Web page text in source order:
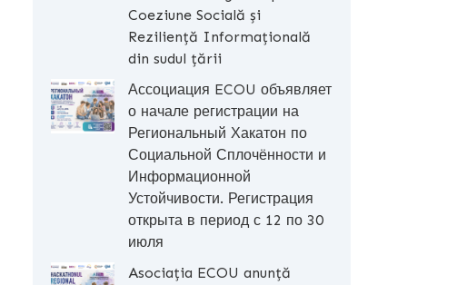
Coeziune Socială și
Reziliență Informațională
din sudul țării
Ассоциация ECOU объявляет
о начале регистрации на
Региональный Хакатон по
Социальной Сплочённости и
Информационной
Устойчивости. Регистрация
открыта в период с 12 по 30
июля
Asociația ECOU anunță